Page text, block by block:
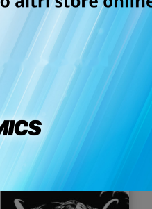
OUR LITTLE SISTER -
DIARIO DI KAMAKURA n. 3
14/06/2017
€ 4,90